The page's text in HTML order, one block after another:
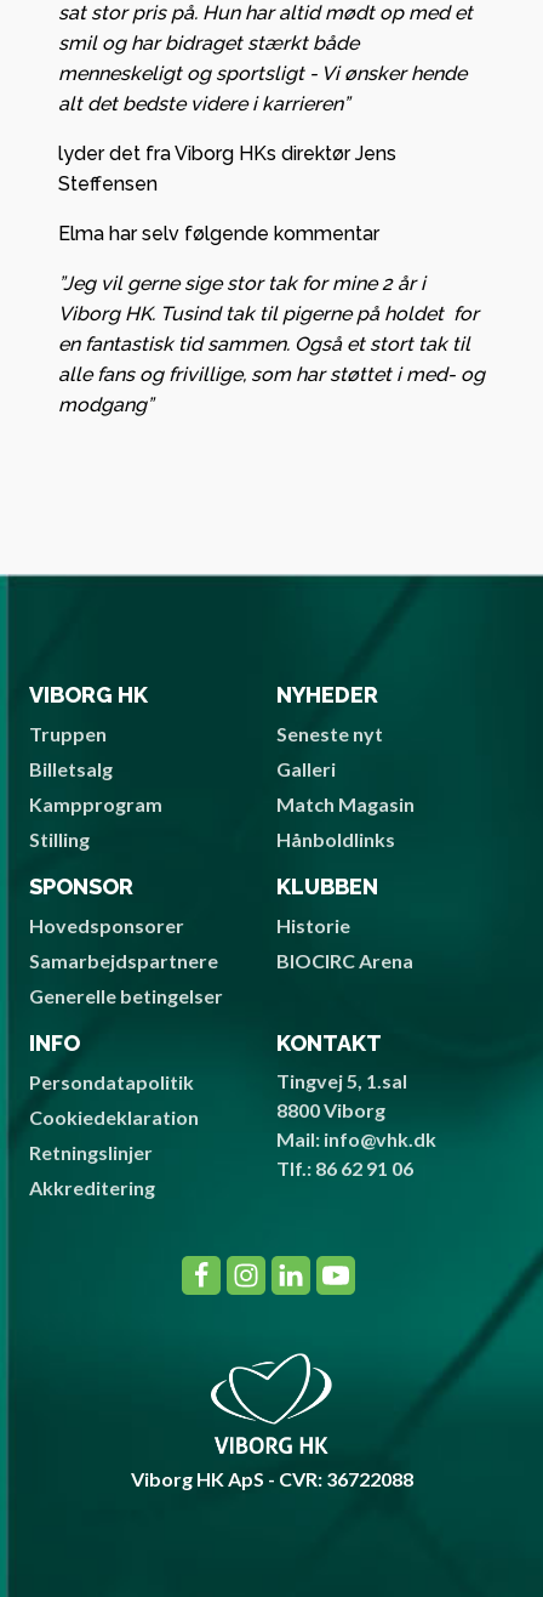
sat stor pris på. Hun har altid mødt op med et
smil og har bidraget stærkt både
menneskeligt og sportsligt - Vi ønsker hende
alt det bedste videre i karrieren”
lyder det fra Viborg HKs direktør Jens
Steffensen
Elma har selv følgende kommentar
”Jeg vil gerne sige stor tak for mine 2 år i
Viborg HK. Tusind tak til pigerne på holdet for
en fantastisk tid sammen. Også et stort tak til
alle fans og frivillige, som har støttet i med- og
modgang”
VIBORG HK
Truppen
Billetsalg
Kampprogram
Stilling
NYHEDER
Seneste nyt
Galleri
Match Magasin
Hånboldlinks
SPONSOR
Hovedsponsorer
Samarbejdspartnere
Generelle betingelser
KLUBBEN
Historie
BIOCIRC Arena
INFO
Persondatapolitik
Cookiedeklaration
Retningslinjer
Akkreditering
KONTAKT
Tingvej 5, 1.sal
8800 Viborg
Mail: info@vhk.dk
Tlf.: 86 62 91 06
Viborg HK ApS - CVR: 36722088